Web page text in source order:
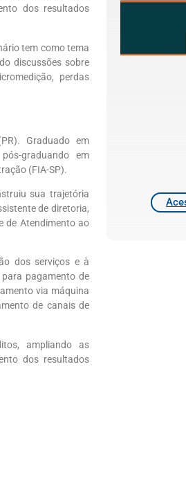
dos resultados
tem como tema
discussões sobre
perdas
Graduado em
graduando em
(FIA-SP).
sua trajetória
de diretoria,
de Atendimento ao
dos serviços e à
pagamento de
via máquina
de canais de
ampliando as
dos resultados